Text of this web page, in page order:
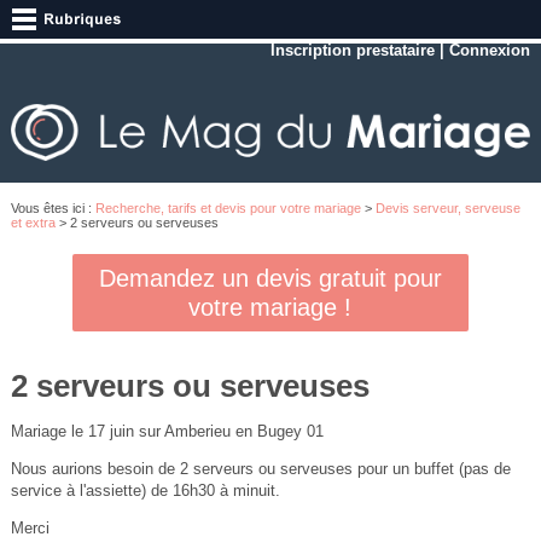
Inscription prestataire |Connexion
Vous êtes ici : Recherche, tarifs et devis pour votre mariage> Devis serveur, serveuse
et extra> 2 serveurs ou serveuses
Demandez un devis gratuit pour
votre mariage !
2 serveurs ou serveuses
Mariage le 17 juin sur Amberieu en Bugey 01
Nous aurions besoin de 2 serveurs ou serveuses pour un buffet (pas de
service à l'assiette) de 16h30 à minuit.
Merci